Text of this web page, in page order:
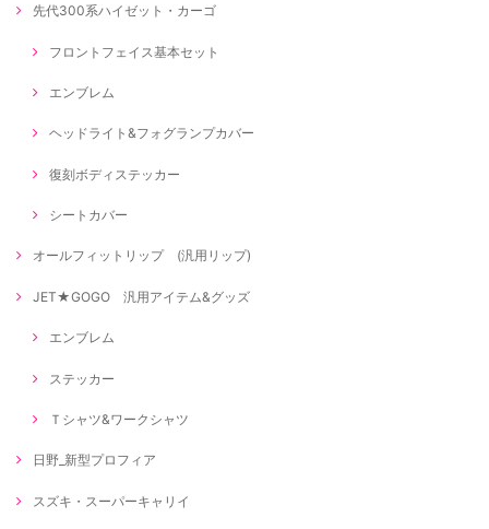
先代300系ハイゼット・カーゴ
フロントフェイス基本セット
エンブレム
ヘッドライト&フォグランプカバー
復刻ボディステッカー
シートカバー
オールフィットリップ (汎用リップ)
JET★GOGO 汎用アイテム&グッズ
エンブレム
ステッカー
Ｔシャツ&ワークシャツ
日野_新型プロフィア
スズキ・スーパーキャリイ